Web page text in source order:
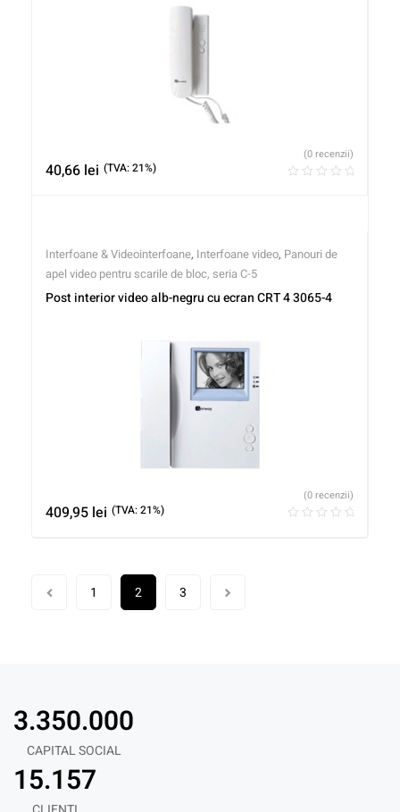
40,66 lei (TVA: 21%)
(0 recenzii)
Interfoane & Videointerfoane, Interfoane video, Panouri de
apel video pentru scarile de bloc, seria C-5
Post interior video alb-negru cu ecran CRT 4 3065-4
409,95 lei (TVA: 21%)
(0 recenzii)
1 2 3
CAPITAL SOCIAL
3.350.000
15.157